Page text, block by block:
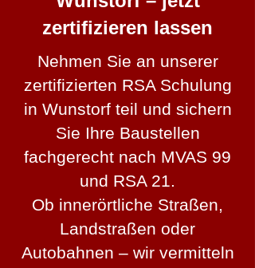
zertifizieren lassen
Nehmen Sie an unserer
zertifizierten RSA Schulung
in Wunstorf teil und sichern
Sie Ihre Baustellen
fachgerecht nach MVAS 99
und RSA 21.
Ob innerörtliche Straßen,
Landstraßen oder
Autobahnen – wir vermitteln